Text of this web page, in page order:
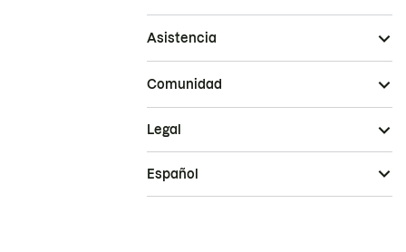
Asistencia
Comunidad
Legal
Español